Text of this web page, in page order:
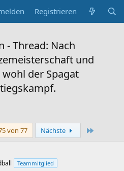
Registrieren
- Thread: Nach
und
der Spagat
von 77 Nächste
Teammitglied